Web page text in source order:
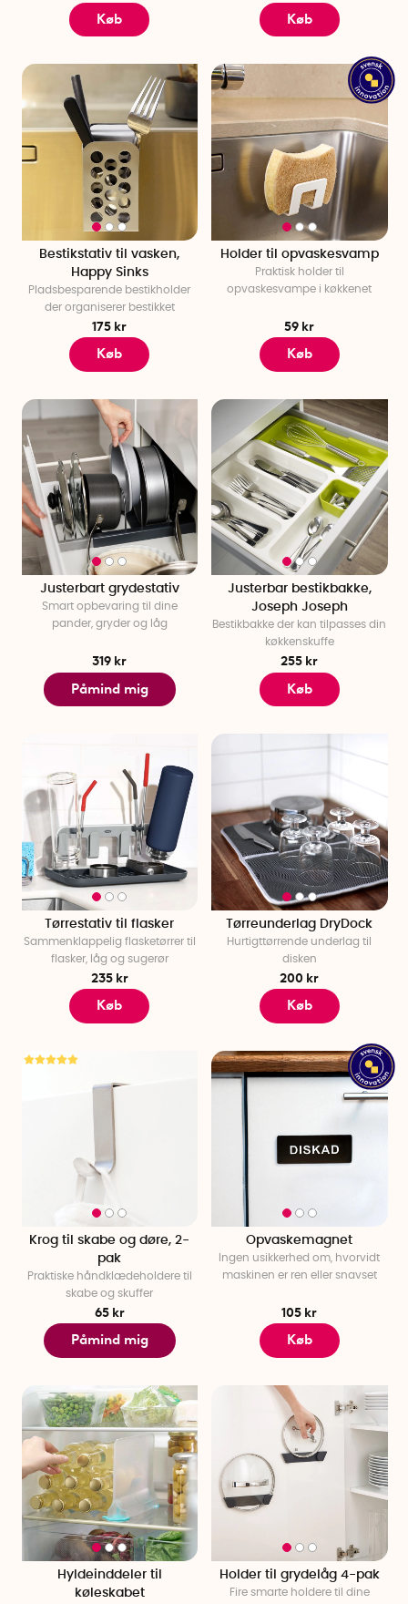
Køb Køb
Bestikstativ til vasken,
Happy Sinks
Pladsbesparende bestikholder
der organiserer bestikket
175 kr
Køb
Holder til opvaskesvamp
Praktisk holder til
opvaskesvampe i køkkenet
59 kr
Køb
Justerbart grydestativ
Smart opbevaring til dine
pander, gryder og låg
319 kr
Påmind mig
Justerbar bestikbakke,
Joseph Joseph
Bestikbakke der kan tilpasses din
køkkenskuffe
255 kr
Køb
Tørrestativ til flasker
Sammenklappelig flasketørrer til
flasker, låg og sugerør
235 kr
Køb
Tørreunderlag DryDock
Hurtigttørrende underlag til
disken
200 kr
Køb
Krog til skabe og døre, 2-
pak
Praktiske håndklædeholdere til
skabe og skuffer
65 kr
Påmind mig
Opvaskemagnet
Ingen usikkerhed om, hvorvidt
maskinen er ren eller snavset
105 kr
Køb
Hyldeinddeler til
køleskabet
Holder til grydelåg 4-pak
Fire smarte holdere til dine